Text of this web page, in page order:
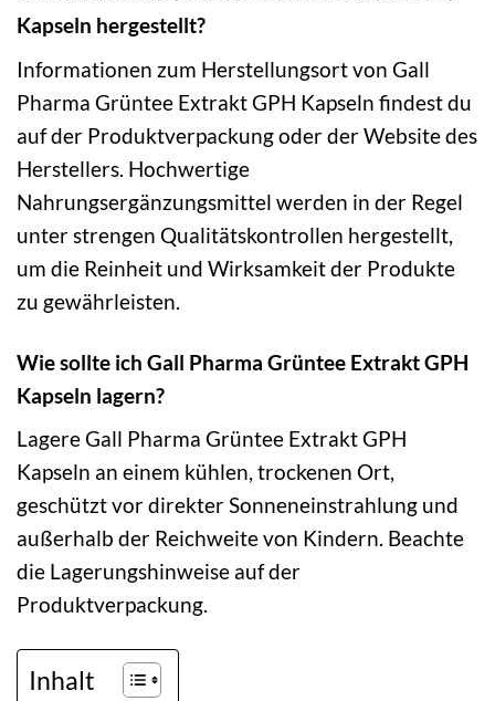
Kapseln hergestellt?
Informationen zum Herstellungsort von Gall
Pharma Grüntee Extrakt GPH Kapseln findest du
auf der Produktverpackung oder der Website des
Herstellers. Hochwertige
Nahrungsergänzungsmittel werden in der Regel
unter strengen Qualitätskontrollen hergestellt,
um die Reinheit und Wirksamkeit der Produkte
zu gewährleisten.
Wie sollte ich Gall Pharma Grüntee Extrakt GPH
Kapseln lagern?
Lagere Gall Pharma Grüntee Extrakt GPH
Kapseln an einem kühlen, trockenen Ort,
geschützt vor direkter Sonneneinstrahlung und
außerhalb der Reichweite von Kindern. Beachte
die Lagerungshinweise auf der
Produktverpackung.
Inhalt